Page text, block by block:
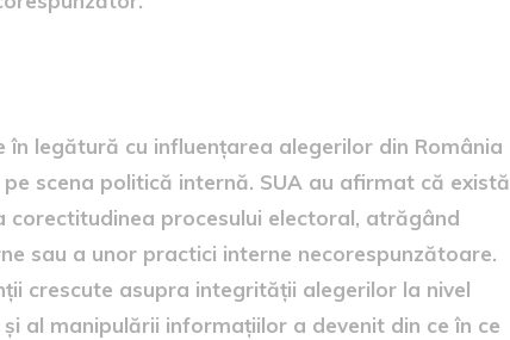
legătură cu influențarea alegerilor din România
scena politică internă. SUA au afirmat că există
procesului electoral, atrăgând
sau a unor practici interne necorespunzătoare.
crescute asupra integrității alegerilor la nivel
al manipulării informațiilor a devenit din ce în ce